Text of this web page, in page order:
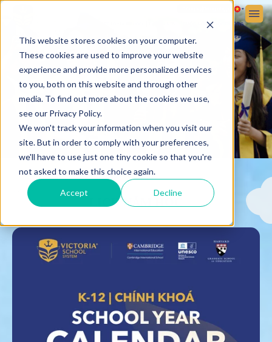
This website stores cookies on your computer.
These cookies are used to improve your website
experience and provide more personalized services
to you, both on this website and through other
media. To find out more about the cookies we use,
see our Privacy Policy.
We won't track your information when you visit our
site. But in order to comply with your preferences,
we'll have to use just one tiny cookie so that you're
not asked to make this choice again.
Accept Decline
CUỘC SỐNG HỌC ĐƯỜNG
LỊCH NĂM HỌC